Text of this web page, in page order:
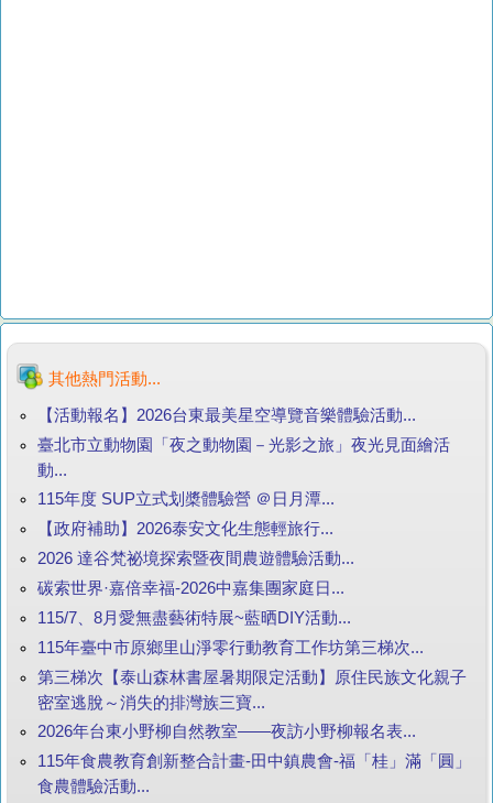
其他熱門活動...
【活動報名】2026台東最美星空導覽音樂體驗活動...
臺北市立動物園「夜之動物園－光影之旅」夜光見面繪活
動...
115年度 SUP立式划槳體驗營 ＠日月潭...
【政府補助】2026泰安文化生態輕旅行...
2026 達谷梵祕境探索暨夜間農遊體驗活動...
碳索世界·嘉倍幸福-2026中嘉集團家庭日...
115/7、8月愛無盡藝術特展~藍晒DIY活動...
115年臺中市原鄉里山淨零行動教育工作坊第三梯次...
第三梯次【泰山森林書屋暑期限定活動】原住民族文化親子
密室逃脫～消失的排灣族三寶...
2026年台東小野柳自然教室——夜訪小野柳報名表...
115年食農教育創新整合計畫-田中鎮農會-福「桂」滿「圓」
食農體驗活動...